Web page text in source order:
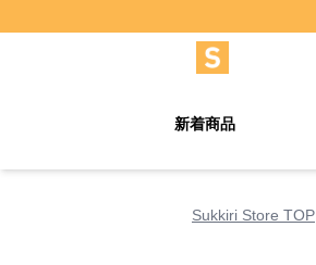
新着商品
Sukkiri Store TOP